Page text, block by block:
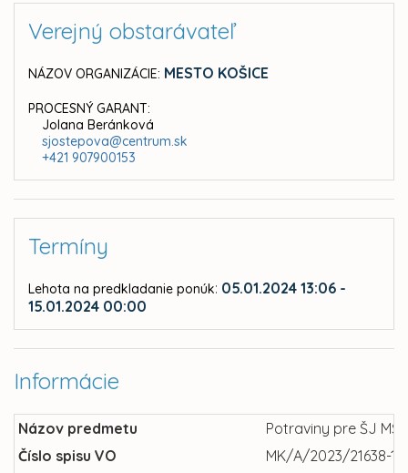
Verejný obstarávateľ
NÁZOV ORGANIZÁCIE: MESTO KOŠICE
PROCESNÝ GARANT:
Jolana Beránková
sjostepova@centrum.sk
+421 907900153
Termíny
Lehota na predkladanie ponúk: 05.01.2024 13:06 -
15.01.2024 00:00
Informácie
Názov predmetu
Potraviny pre ŠJ MŠ
Číslo spisu VO
MK/A/2023/21638-141